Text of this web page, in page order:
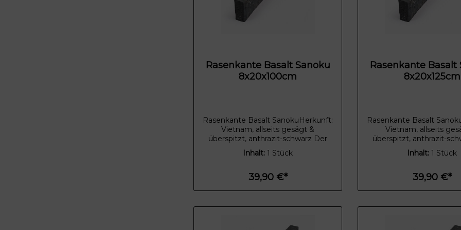
Rasenkante Basalt Sanoku
8x20x100cm
Rasenkante Basalt SanokuHerkunft:
Vietnam, allseits gesägt &
überspitzt, anthrazit-schwarz Der
vulkanische Basalt ist dank seiner
anthraziten Farbe unverwechselbar.
sowohl für eine moderne als auch
für eine klassische Gestaltung des
Gartens. Der edle, dunkle
Inhalt:1 Stück
39,90 €*
Rasenkante Basalt
8x20x125cm
Rasenkante Basalt
Vietnam, allseits
überspitzt, anthrazit-
vulkanische Basalt ist
anthraziten Farbe
sowohl für eine moderne
für eine klassische
Gartens. Der edle,
Inhalt:1 Stück
39,90 €*